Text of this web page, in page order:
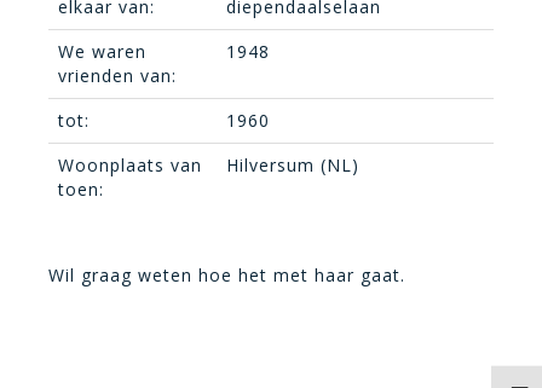
elkaar van:
diependaalselaan
We waren
vrienden van:
1948
tot:
1960
Woonplaats van
toen:
Hilversum (NL)
Wil graag weten hoe het met haar gaat.